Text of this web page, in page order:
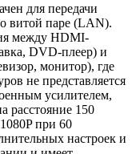
для передачи
витой паре (LAN).
между HDMI-
DVD-плеер) и
монитор), где
не представляется
усилителем,
расстояние 150
при 60
настроек и